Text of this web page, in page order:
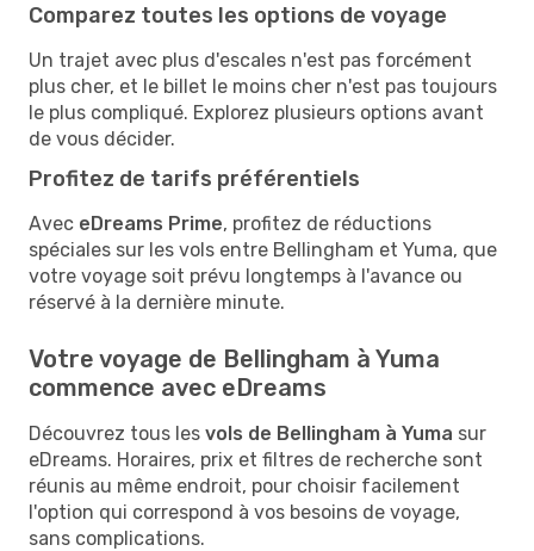
Comparez toutes les options de voyage
Un trajet avec plus d'escales n'est pas forcément
plus cher, et le billet le moins cher n'est pas toujours
le plus compliqué. Explorez plusieurs options avant
de vous décider.
Profitez de tarifs préférentiels
Avec eDreams Prime, profitez de réductions
spéciales sur les vols entre Bellingham et Yuma, que
votre voyage soit prévu longtemps à l'avance ou
réservé à la dernière minute.
Votre voyage de Bellingham à Yuma
commence avec eDreams
Découvrez tous les vols de Bellingham à Yuma sur
eDreams. Horaires, prix et filtres de recherche sont
réunis au même endroit, pour choisir facilement
l'option qui correspond à vos besoins de voyage,
sans complications.